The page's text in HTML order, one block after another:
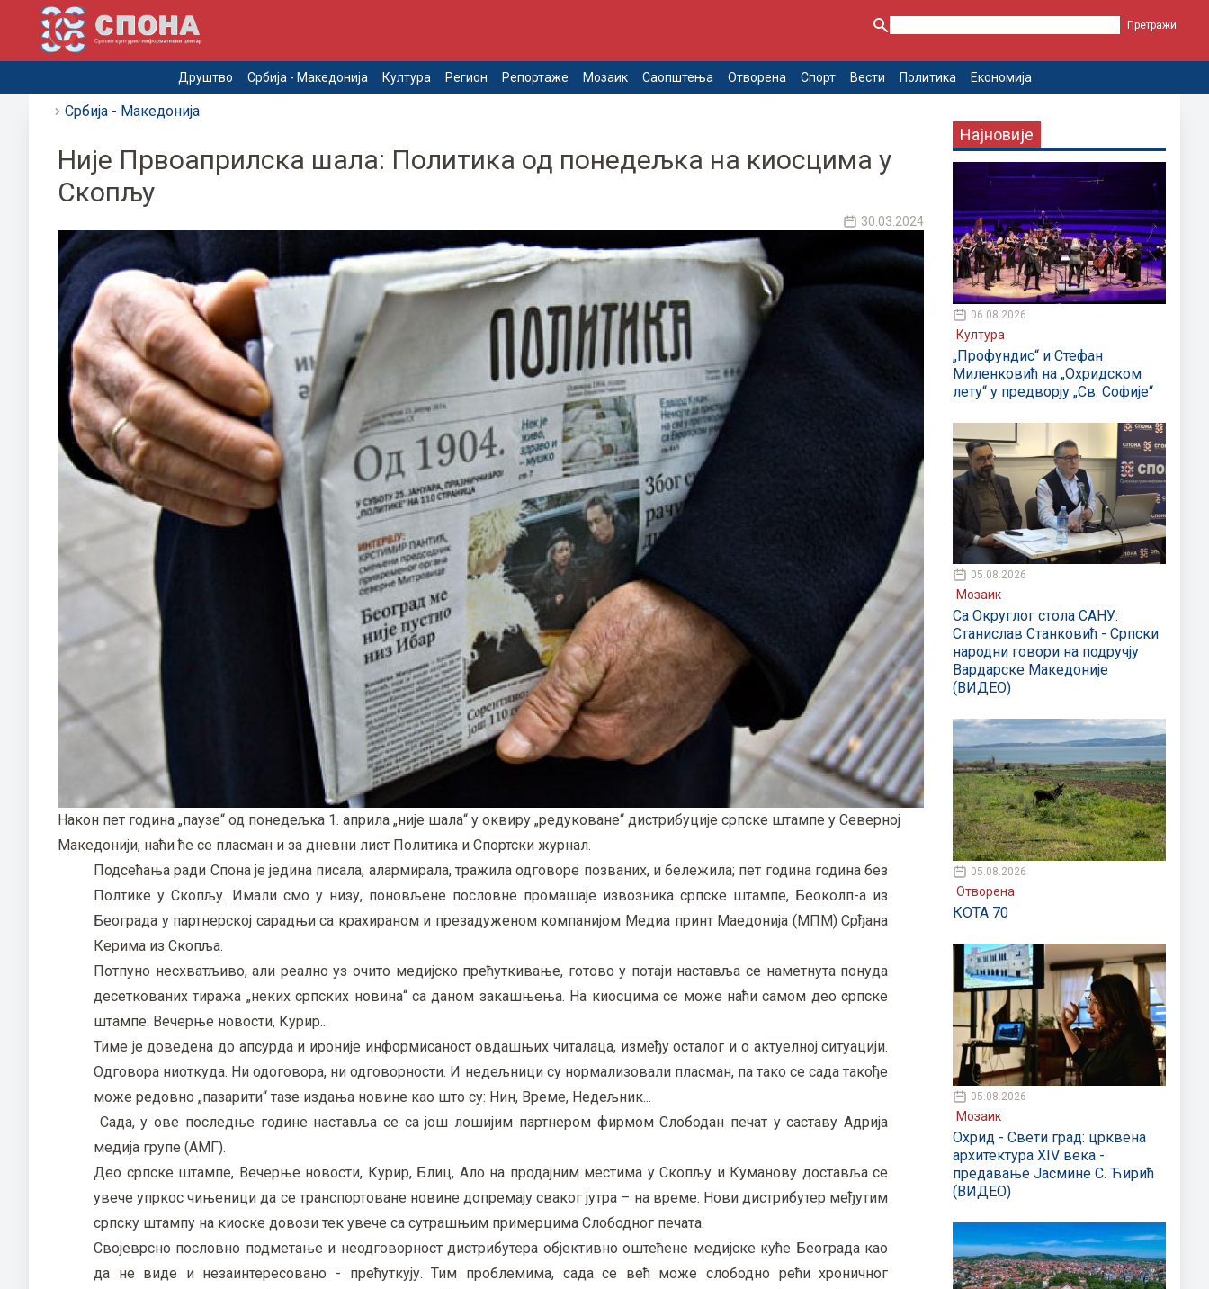
Друштво Србија - Македонија Култура Регион Репортаже Мозаик Саопштења Отворена Спорт Вести Политика Економија
Србија - Македонија
Није Првоаприлска шала: Политика од понедељка на киосцима у
Скопљу
30.03.2024
Након пет година „паузе“ од понедељка 1. априла „није шала“ у оквиру „редуковане“ дистрибуције српске штампе у Северној
Македонији, наћи ће се пласман и за дневни лист Политика и Спортски журнал.
Подсећања ради Спона је једина писала, алармирала, тражила одговоре позваних, и бележила; пет година година без
Полтике у Скопљу. Имали смо у низу, поновљене пословне промашаје извозника српске штампе, Беоколп-а из
Београда у партнерској сарадњи са крахираном и презадуженом компанијом Медиа принт Маедонија (МПМ) Срђана
Керима из Скопља.
Потпуно несхватљиво, али реално уз очито медијско прећуткивање, готово у потаји наставља се наметнута понуда
десеткованих тиража „неких српских новина“ са даном закашњења. На киосцима се може наћи самом део српске
штампе: Вечерње новости, Курир...
Тиме је доведена до апсурда и ироније информисаност овдашњих читалаца, између осталог и о актуелној ситуацији.
Одговора ниоткуда. Ни одоговора, ни одговорности. И недељници су нормализовали пласман, па тако се сада такође
може редовно „пазарити“ тазе издања новине као што су: Нин, Време, Недељник...
Сада, у ове последње године наставља се са још лошијим партнером фирмом Слободан печат у саставу Адрија
медија групе (АМГ).
Део српске штампе, Вечерње новости, Курир, Блиц, Ало на продајним местима у Скопљу и Куманову доставља се
увече упркос чињеници да се транспортоване новине допремају сваког јутра – на време. Нови дистрибутер међутим
српску штампу на киоске довози тек увече са сутрашњим примерцима Слободног печата.
Својеврсно пословно подметање и неодговорност дистрибутера објективно оштећене медијске куће Београда као
да не виде и незаинтересовано - прећуткују. Тим проблемима, сада се већ може слободно рећи хроничног
Најновије
06.08.2026
Култура
„Профундис“ и Стефан
Миленковић на „Охридском
лету“ у предворју „Св. Софије“
05.08.2026
Мозаик
Са Округлог стола САНУ:
Станислав Станковић - Српски
народни говори на подручју
Вардарске Македоније
(ВИДЕО)
05.08.2026
Отворена
КОТА 70
05.08.2026
Мозаик
Охрид - Свети град: црквена
архитектура XIV века -
предавање Јасмине С. Ћирић
(ВИДЕО)